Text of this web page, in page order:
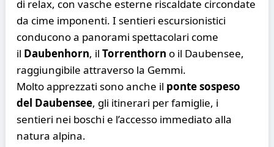
di relax, con vasche esterne riscaldate circondate
da cime imponenti. I sentieri escursionistici
conducono a panorami spettacolari come
il Daubenhorn, ilTorrenthorn o il Daubensee,
raggiungibile attraverso la Gemmi.
Molto apprezzati sono anche il ponte sospeso
del Daubensee, gli itinerari per famiglie, i
sentieri nei boschi e l’accesso immediato alla
natura alpina.